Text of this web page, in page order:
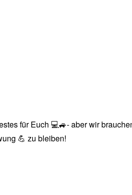
für Euch 💻🚙- aber wir
💪 zu bleiben!